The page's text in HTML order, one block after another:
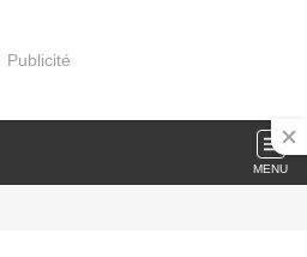
Publicité
MENU